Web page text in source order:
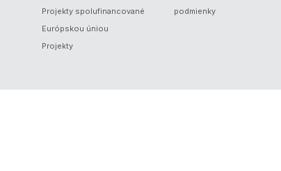
Projekty spolufinancované
Európskou úniou
Projekty
podmienky